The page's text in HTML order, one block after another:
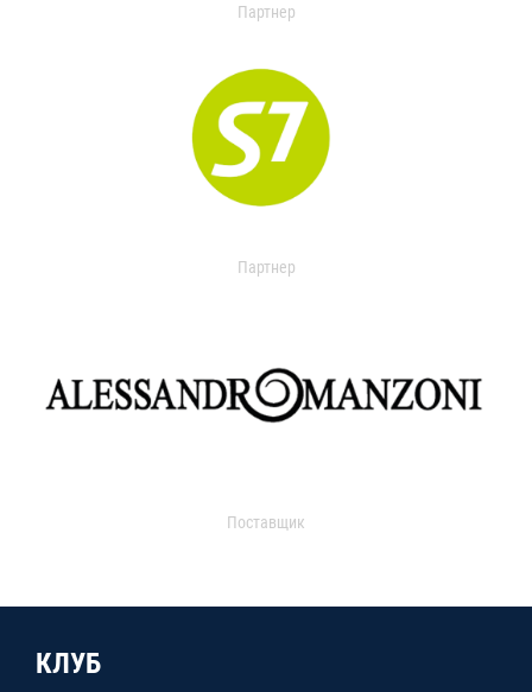
Партнер
Партнер
Поставщик
КЛУБ